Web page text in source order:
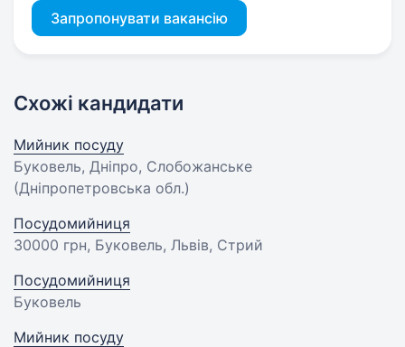
Запропонувати вакансію
Схожі кандидати
Мийник посуду
Буковель, Дніпро, Слобожанське
(Дніпропетровська обл.)
Посудомийниця
30000 грн, Буковель, Львів, Стрий
Посудомийниця
Буковель
Мийник посуду